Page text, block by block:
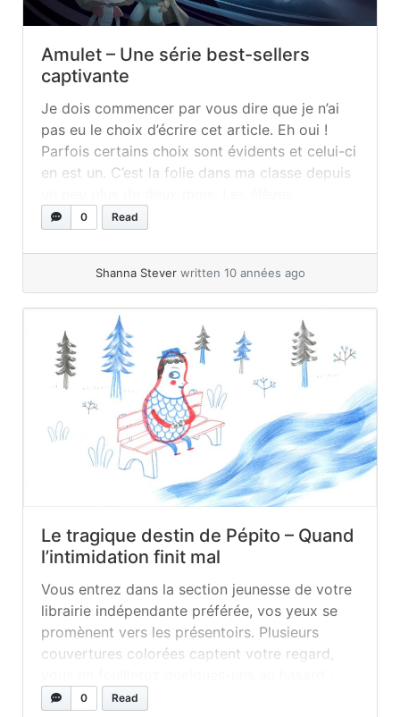
Amulet – Une série best-sellers
captivante
Je dois commencer par vous dire que je n’ai
pas eu le choix d’écrire cet article. Eh oui !
Parfois certains choix sont évidents et celui-ci
en est un. C’est la folie dans ma classe depuis
s’arrachent cette série à un point tel que je ne
0 Read
Shanna Stever written 10 années ago
Le tragique destin de Pépito – Quand
l’intimidation finit mal
Vous entrez dans la section jeunesse de votre
librairie indépendante préférée, vos yeux se
promènent vers les présentoirs. Plusieurs
couvertures colorées captent votre regard,
des histoires tendres et rigolotes, des histoires
0 Read